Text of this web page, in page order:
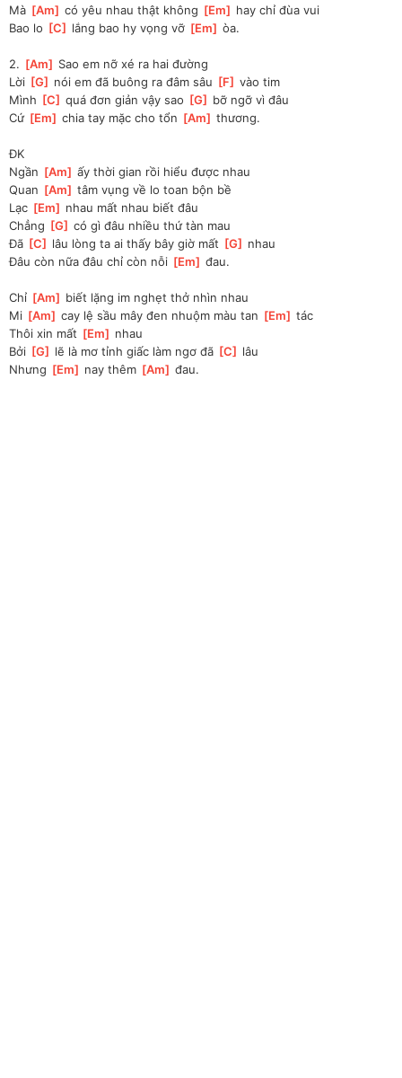
Mà [Am ] có yêu nhau thật không [Em
hay chỉ đùa vui
Bao lo [C lắng bao hy vọng vỡ [Em ] òa.
2. [Am
Sao em nỡ xé ra hai đường
Lời [G nói em đã buông ra đâm sâu [F ] vào tim
Mình [C ] quá đơn giản vậy sao [G
bỡ ngỡ vì đâu
Cứ [Em ] chia tay mặc cho tổn [Am ] thương.
ĐK
Ngần [Am ] ấy thời gian rồi hiểu được nhau
Quan [Am ] tâm vụng về lo toan bộn bề
Lạc [Em
nhau mất nhau biết đâu
Chẳng [G ] có gì đâu nhiều thứ tàn mau
Đã [C lâu lòng ta ai thấy bây giờ mất [G
nhau
Đâu còn nữa đâu chỉ còn nỗi [Em ] đau.
Chỉ [Am
biết lặng im nghẹt thở nhìn nhau
Mi [Am ] cay lệ sầu mây đen nhuộm màu tan [Em ] tác
Thôi xin mất [Em
nhau
Bởi [G lẽ là mơ tỉnh giấc làm ngơ đã [C
lâu
Nhưng [Em nay thêm [Am ] đau.